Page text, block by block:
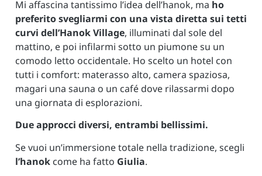
Mi affascina tantissimo l’idea dell’hanok, ma ho
preferito svegliarmi con una vista diretta sui tetti
curvi dell’Hanok Village, illuminati dal sole del
mattino, e poi infilarmi sotto un piumone su un
comodo letto occidentale. Ho scelto un hotel con
tutti i comfort: materasso alto, camera spaziosa,
magari una sauna o un café dove rilassarmi dopo
una giornata di esplorazioni.
Due approcci diversi, entrambi bellissimi.
Se vuoi un’immersione totale nella tradizione, scegli
l’hanok come ha fatto Giulia.